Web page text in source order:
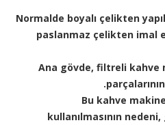
Normalde boyalı çelikten
paslanmaz çelikten imal
Ana gövde, filtreli
Bu kahve
kullanılmasının